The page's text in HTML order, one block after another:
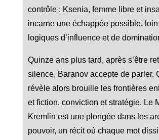
contrôle : Ksenia, femme libre et
incarne une échappée possible,
logiques d’influence et de
Quinze ans plus tard, après s’être
silence, Baranov accepte de parler.
révèle alors brouille les frontières
et fiction, conviction et stratégie. Le
Kremlin est une plongée dans les
pouvoir, un récit où chaque mot